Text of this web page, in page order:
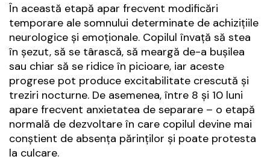
În această etapă apar frecvent modificări
temporare ale somnului determinate de achizițiile
neurologice și emoționale. Copilul învață să stea
în șezut, să se târască, să meargă de-a bușilea
sau chiar să se ridice în picioare, iar aceste
progrese pot produce excitabilitate crescută și
treziri nocturne. De asemenea, între 8 și 10 luni
apare frecvent anxietatea de separare – o etapă
normală de dezvoltare în care copilul devine mai
conștient de absența părinților și poate protesta
la culcare.